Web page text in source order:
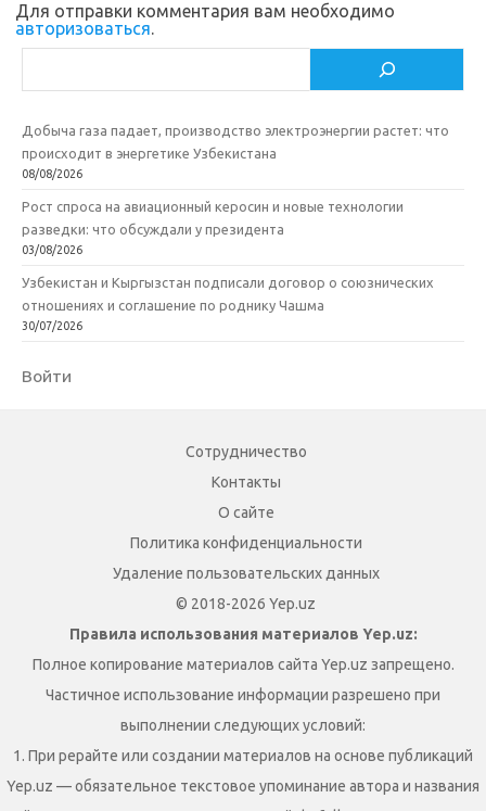
Для отправки комментария вам необходимо
авторизоваться.
Добыча газа падает, производство электроэнергии растет: что
происходит в энергетике Узбекистана
08/08/2026
Рост спроса на авиационный керосин и новые технологии
разведки: что обсуждали у президента
03/08/2026
Узбекистан и Кыргызстан подписали договор о союзнических
отношениях и соглашение по роднику Чашма
30/07/2026
Войти
Сотрудничество
Контакты
О сайте
Политика конфиденциальности
Удаление пользовательских данных
© 2018-2026 Yep.uz
Правила использования материалов Yep.uz:
Полное копирование материалов сайта Yep.uz запрещено.
Частичное использование информации разрешено при
выполнении следующих условий:
1. При рерайте или создании материалов на основе публикаций
Yep.uz — обязательное текстовое упоминание автора и названия